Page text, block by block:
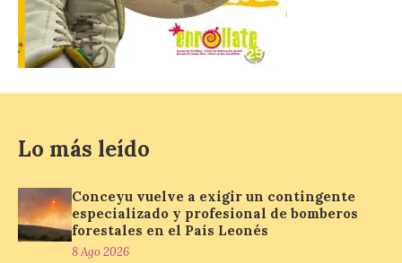
La decimonovena
fotografía de León de…
viaje nos llega desde la
plaza de Oriente en
8 Ago 2026
Nueva edición de León
de…viaje. Una iniciativa
organizado por la sección
juvenil de la Asociación
Enróllate, la Asociación
Lo más leído
Conceyu vuelve a exigir un contingente
especializado y profesional de bomberos
forestales en el País Leonés
8 Ago 2026